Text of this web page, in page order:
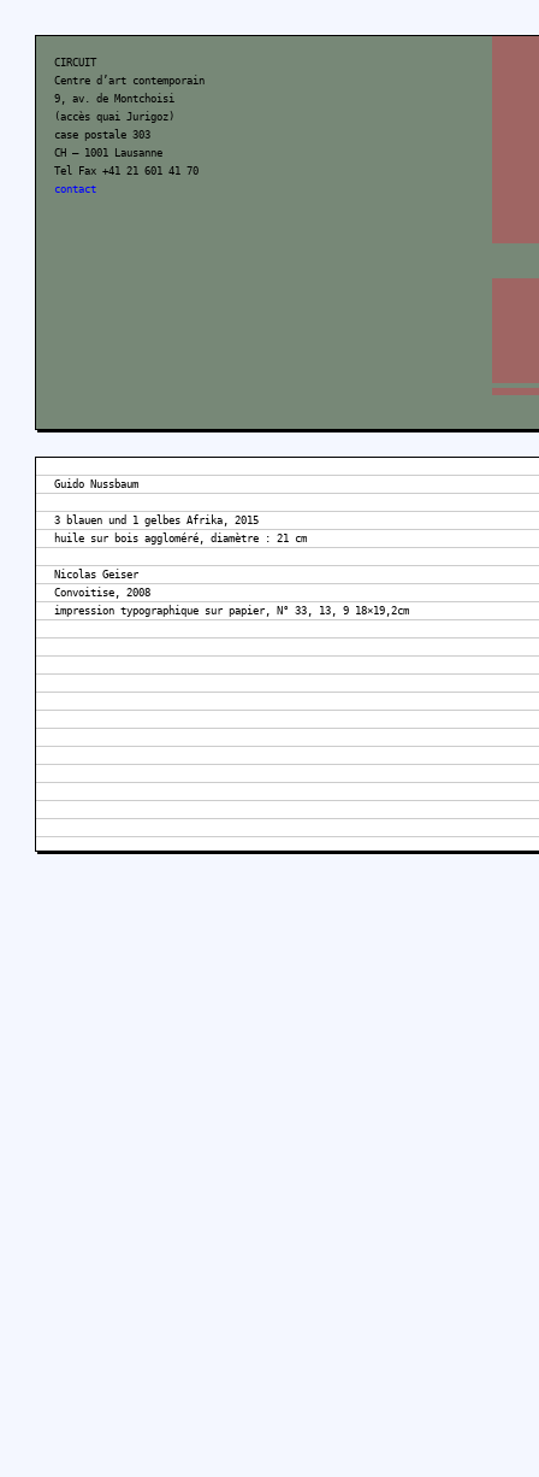
CIRCUIT
Centre d’art contemporain
9, av. de Montchoisi
(accès quai Jurigoz)
case postale 303
CH – 1001 Lausanne
Tel Fax +41 21 601 41 70
contact
Guido Nussbaum
3 blauen und 1 gelbes Afrika, 2015
huile sur bois aggloméré, diamètre : 21 cm
Nicolas Geiser
Convoitise, 2008
impression typographique sur papier, N° 33, 13, 9 18×19,2cm